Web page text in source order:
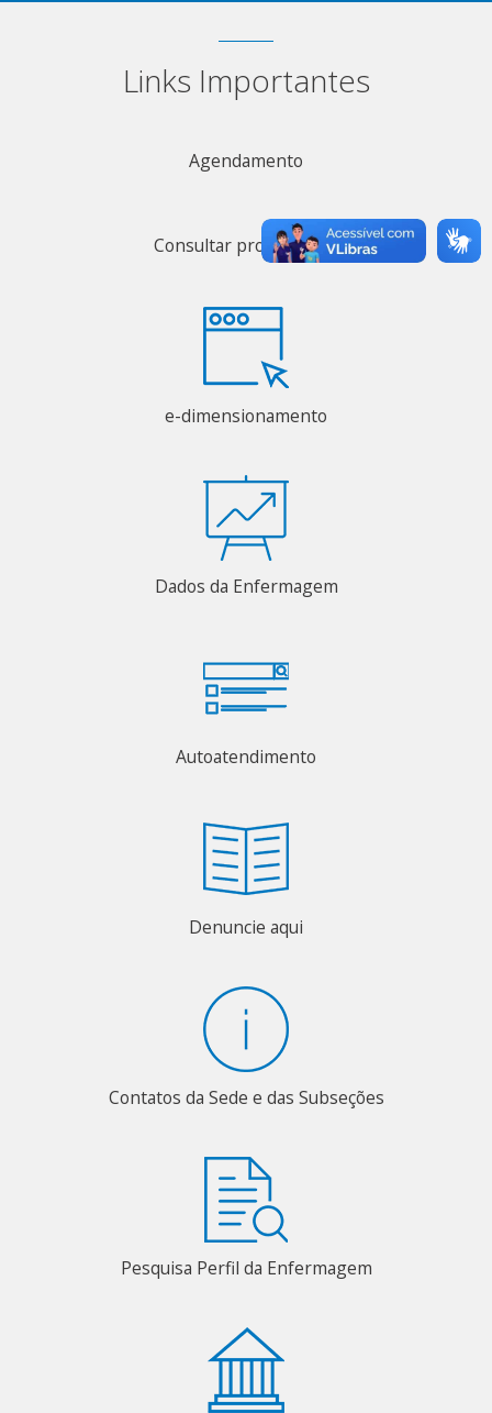
Links Importantes
Agendamento
Consultar profissionais
e-dimensionamento
Dados da Enfermagem
Autoatendimento
Denuncie aqui
Contatos da Sede e das Subseções
Pesquisa Perfil da Enfermagem